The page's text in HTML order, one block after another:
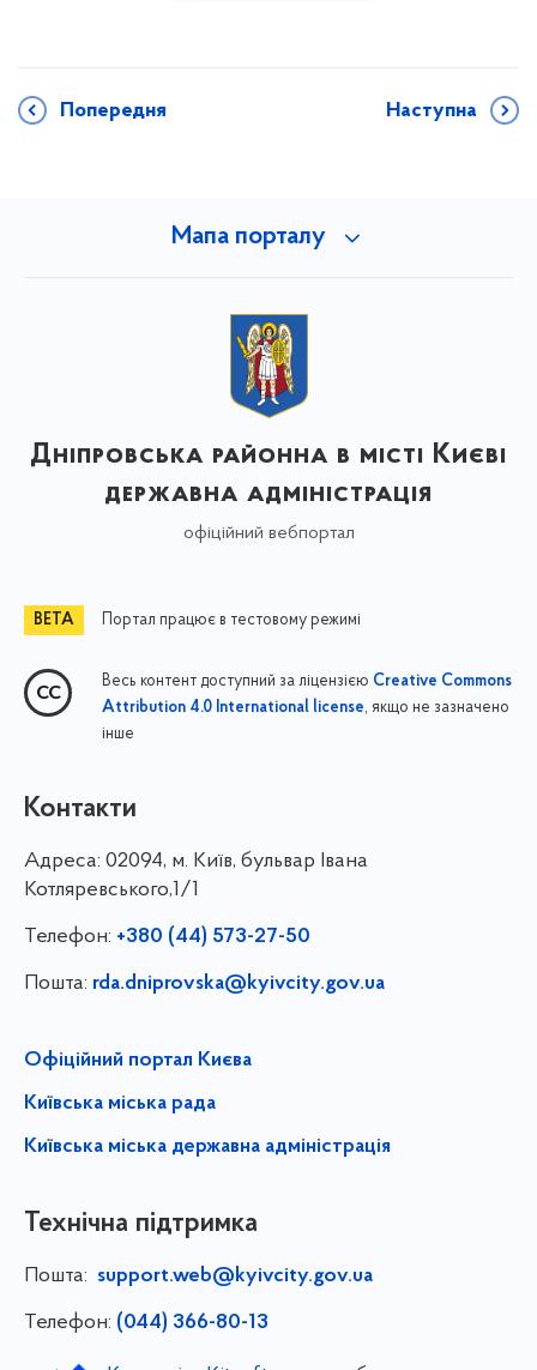
Попередня Наступна
Мапа порталу
Дніпровська районна в місті Києві
державна адміністрація
офіційний вебпортал
Портал працює в тестовому режимі
Весь контент доступний за ліцензією Creative Commons
Attribution 4.0 International license, якщо не зазначено
інше
Контакти
Адреса: 02094, м. Київ, бульвар Івана
Котляревського,1/1
Телефон: +380 (44) 573-27-50
Пошта: rda.dniprovska@kyivcity.gov.ua
Офіційний портал Києва
Київська міська рада
Київська міська державна адміністрація
Технічна підтримка
Пошта: support.web@kyivcity.gov.ua
Телефон: (044) 366-80-13